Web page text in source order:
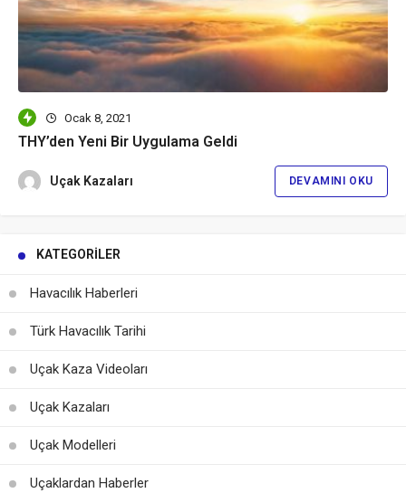
Ocak 8, 2021
THY’den Yeni Bir Uygulama Geldi
Uçak Kazaları DEVAMINI OKU
KATEGORILER
Havacılık Haberleri
Türk Havacılık Tarihi
Uçak Kaza Videoları
Uçak Kazaları
Uçak Modelleri
Uçaklardan Haberler